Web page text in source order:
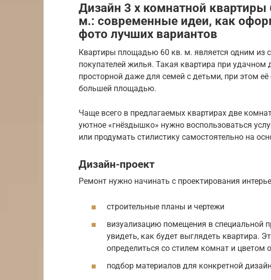
Дизайн 3 х комнатной
м.: современные идеи, как
фото лучших вариантов
Квартиры площадью 60 кв. м. является одним из
покупателей жилья. Такая квартира при удачном
просторной даже для семей с детьми, при этом
большей площадью.
Чаще всего в предлагаемых квартирах две
уютное «гнёздышко» нужно воспользоваться
или продумать стилистику самостоятельно на
Дизайн-проект
Ремонт нужно начинать с проектирования
строительные планы и чертежи
визуализацию помещения в специальной
увидеть, как будет выглядеть квартира.
определиться со стилем комнат и цветом
подбор материалов для конкретной